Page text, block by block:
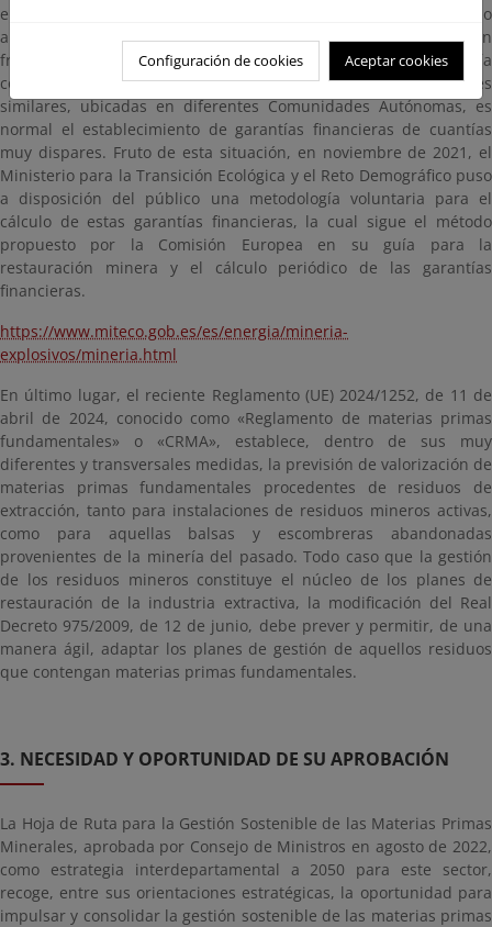
encontrarse situaciones en las que el importe de la garantía no
alcanza a cubrir el coste de la restauración minera, siendo, con
frecuencia, muy significativa la diferencia entre la garantía
constituida y el coste de ejecución. Asimismo, para explotaciones
similares, ubicadas en diferentes Comunidades Autónomas, es
normal el establecimiento de garantías financieras de cuantías
muy dispares. Fruto de esta situación, en noviembre de 2021, el
Ministerio para la Transición Ecológica y el Reto Demográfico puso
a disposición del público una metodología voluntaria para el
cálculo de estas garantías financieras, la cual sigue el método
propuesto por la Comisión Europea en su guía para la
restauración minera y el cálculo periódico de las garantías
financieras.
https://www.miteco.gob.es/es/energia/mineria-
explosivos/mineria.html
En último lugar, el reciente Reglamento (UE) 2024/1252, de 11 de
abril de 2024, conocido como «Reglamento de materias primas
fundamentales» o «CRMA», establece, dentro de sus muy
diferentes y transversales medidas, la previsión de valorización de
materias primas fundamentales procedentes de residuos de
extracción, tanto para instalaciones de residuos mineros activas,
como para aquellas balsas y escombreras abandonadas
provenientes de la minería del pasado. Todo caso que la gestión
de los residuos mineros constituye el núcleo de los planes de
restauración de la industria extractiva, la modificación del Real
Decreto 975/2009, de 12 de junio, debe prever y permitir, de una
manera ágil, adaptar los planes de gestión de aquellos residuos
que contengan materias primas fundamentales.
3. NECESIDAD Y OPORTUNIDAD DE SU APROBACIÓN
La Hoja de Ruta para la Gestión Sostenible de las Materias Primas
Minerales, aprobada por Consejo de Ministros en agosto de 2022,
como estrategia interdepartamental a 2050 para este sector,
recoge, entre sus orientaciones estratégicas, la oportunidad para
impulsar y consolidar la gestión sostenible de las materias primas
Configuración de cookies Aceptar cookies